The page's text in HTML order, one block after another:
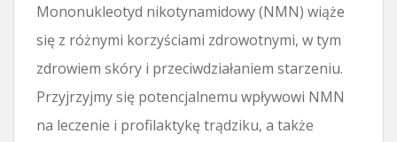
Mononukleotyd nikotynamidowy (NMN) wiąże
się z różnymi korzyściami zdrowotnymi, w tym
zdrowiem skóry i przeciwdziałaniem starzeniu.
Przyjrzyjmy się potencjalnemu wpływowi NMN
na leczenie i profilaktykę trądziku, a także